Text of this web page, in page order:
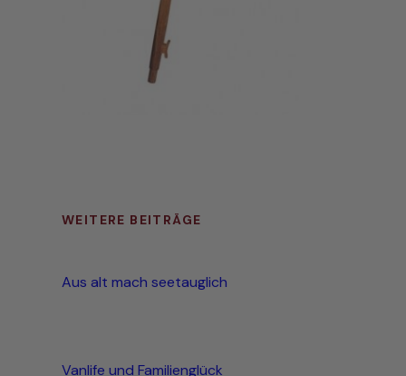
WEITERE BEITRÄGE
Aus alt mach seetauglich
Vanlife und Familienglück